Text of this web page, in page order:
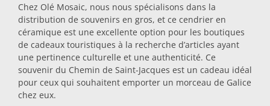
Souvenirs par ville
Souvenirs d'Espagne
Souvenirs du Portugal
Chez Olé Mosaic, nous nous spécialisons dans la
distribution de souvenirs en gros, et ce cendrier en
céramique est une excellente option pour les boutiques
de cadeaux touristiques à la recherche d’articles ayant
une pertinence culturelle et une authenticité. Ce
souvenir du Chemin de Saint-Jacques est un cadeau idéal
pour ceux qui souhaitent emporter un morceau de Galice
chez eux.